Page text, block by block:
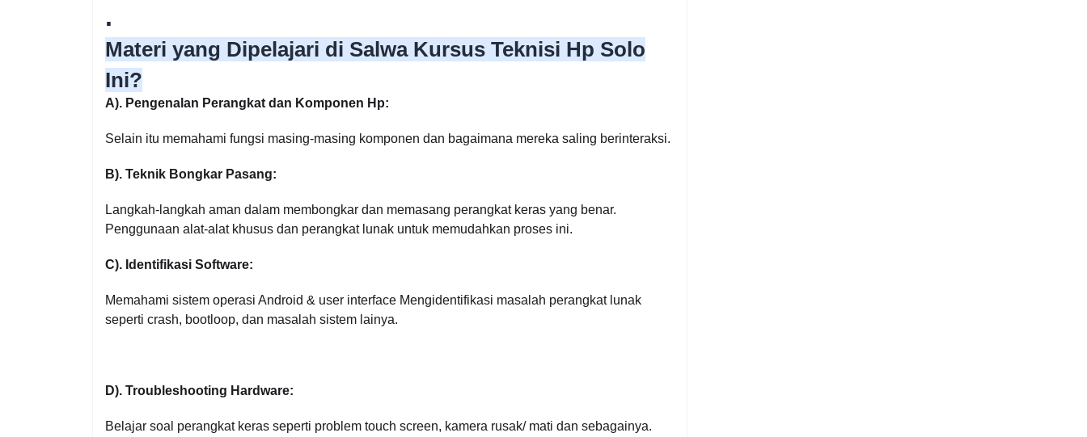
.
Materi yang Dipelajari di Salwa Kursus Teknisi Hp Solo
Ini?
A). Pengenalan Perangkat dan Komponen Hp:
Selain itu memahami fungsi masing-masing komponen dan bagaimana mereka saling berinteraksi.
B). Teknik Bongkar Pasang:
Langkah-langkah aman dalam membongkar dan memasang perangkat keras yang benar.
Penggunaan alat-alat khusus dan perangkat lunak untuk memudahkan proses ini.
C). Identifikasi Software:
Memahami sistem operasi Android & user interface Mengidentifikasi masalah perangkat lunak
seperti crash, bootloop, dan masalah sistem lainya.
D). Troubleshooting Hardware:
Belajar soal perangkat keras seperti problem touch screen, kamera rusak/ mati dan sebagainya.